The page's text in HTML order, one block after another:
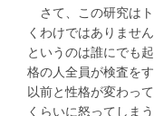
さて、この研究は
くわけではありませ
というのは誰にでも
格の人全員が検査を
以前と性格が変わっ
くらいに怒ってしま